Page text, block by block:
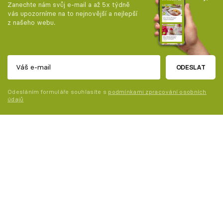
Zanechte nám svůj e-mail a až 5x týdně
vás upozorníme na to nejnovější a nejlepší
z našeho webu.
ODESLAT
Odesláním formuláře souhlasíte s podmínkami zpracování osobních
údajů